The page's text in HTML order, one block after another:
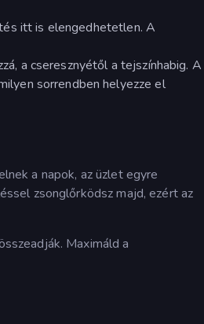
itt is elengedhetetlen. A
a cseresznyétől a tejszínhabig. A
sorrendben helyezze el
a napok, az üzlet egyre
zsonglőrködsz majd, ezért az
Maximáld a